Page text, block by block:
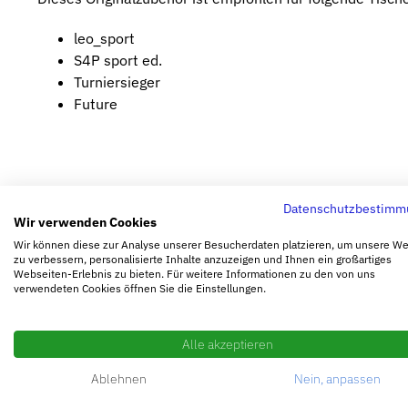
leo_sport
S4P sport ed.
Turniersieger
Future
Gewicht
Ähnliche
Wir verwenden Cookies
Wir können diese zur Analyse unserer Besucherdaten platzieren, um unsere
zu verbessern, personalisierte Inhalte anzuzeigen und Ihnen ein großartiges
Webseiten-Erlebnis zu bieten. Für weitere Informationen zu den von uns
verwendeten Cookies öffnen Sie die Einstellungen.
Alle akzeptieren
Ablehnen Nein, anpassen